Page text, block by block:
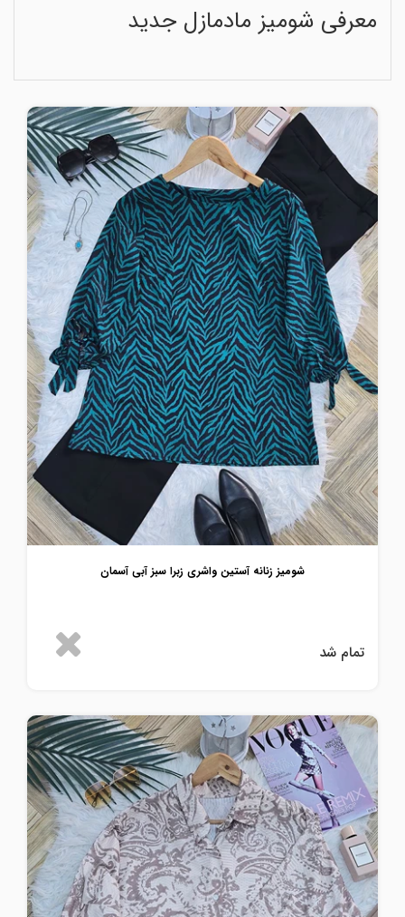
معرفی شومیز مادمازل جدید
شومیز زنانه آستین واشری زبرا سبز آبی آسمان
تمام شد